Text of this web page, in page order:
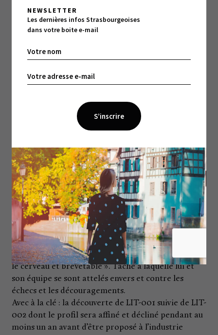
NEWSLETTER
Les dernières infos Strasbourgeoises
dans votre boite e-mail
Pour y pallier, il fallait trouver « une molécule qui la
mime, qui soit “petite”, stable, capable d’atteindre
le cerveau et brevetable ». Tâche à laquelle lui et
son équipe se sont attelés envers et contre les
échecs et les découragements.
Avec à la clé : la découverte de LIT-001 suivie de LIT-
002 dont le profil sera affiné et décliné pendant au
moins un an avant d’être proposé à l’industrie